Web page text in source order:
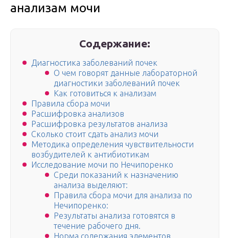
анализам мочи
Содержание:
Диагностика заболеваний почек
О чем говорят данные лабораторной
диагностики заболеваний почек
Как готовиться к анализам
Правила сбора мочи
Расшифровка анализов
Расшифровка результатов анализа
Сколько стоит сдать анализ мочи
Методика определения чувствительности
возбудителей к антибиотикам
Исследование мочи по Нечипоренко
Среди показаний к назначению
анализа выделяют:
Правила сбора мочи для анализа по
Нечипоренко:
Результаты анализа готовятся в
течение рабочего дня.
Норма содержания элементов